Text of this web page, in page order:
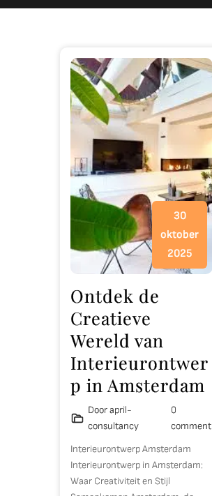
30
oktober
2025
Ontdek de
Creatieve
Wereld van
Interieurontwer
p in Amsterdam
Door april-
consultancy
0
comment
Interieurontwerp Amsterdam
Interieurontwerp in Amsterdam:
Waar Creativiteit en Stijl